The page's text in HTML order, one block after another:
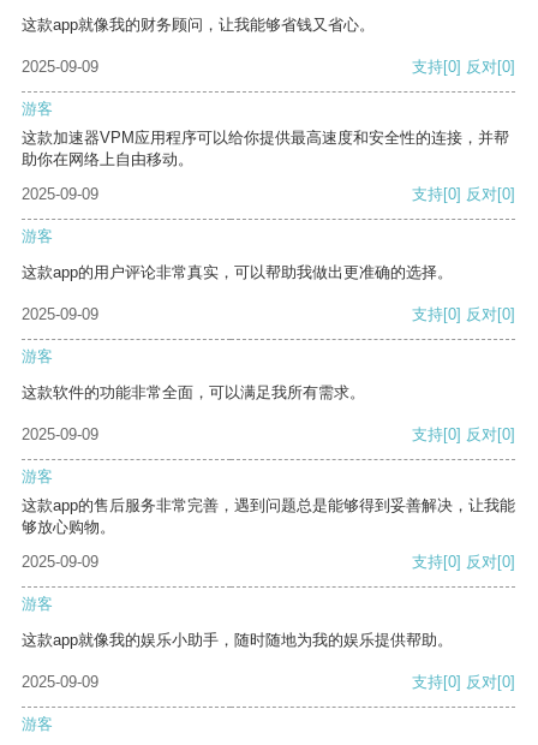
这款app就像我的财务顾问，让我能够省钱又省心。
2025-09-09 支持[0] 反对[0]
游客
这款加速器VPM应用程序可以给你提供最高速度和安全性的连接，并帮
助你在网络上自由移动。
2025-09-09
支持[0] 反对[0]
游客
这款app的用户评论非常真实，可以帮助我做出更准确的选择。
2025-09-09 支持[0] 反对[0]
游客
这款软件的功能非常全面，可以满足我所有需求。
2025-09-09 支持[0] 反对[0]
游客
这款app的售后服务非常完善，遇到问题总是能够得到妥善解决，让我能
够放心购物。
2025-09-09
支持[0] 反对[0]
游客
这款app就像我的娱乐小助手，随时随地为我的娱乐提供帮助。
2025-09-09 支持[0] 反对[0]
游客